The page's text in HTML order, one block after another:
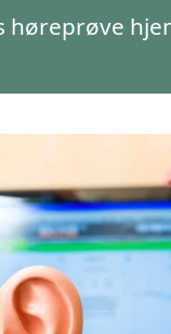
høreprøve